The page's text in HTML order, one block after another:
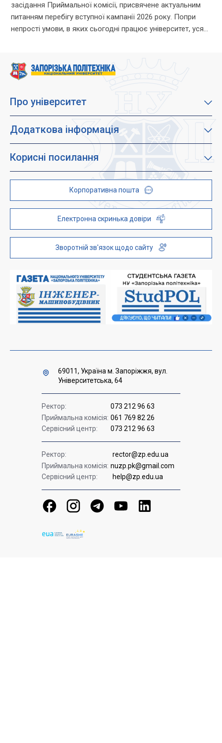
засідання Приймальної комісії, присвячене актуальним
питанням перебігу вступної кампанії 2026 року. Попри
непрості умови, в яких сьогодні працює університет, уся
Про університет
Місія, візія та цінності
Факультети
Студентам
Додаткова інформація
Дистанційне навчання
Дитячо-юнацький науковий університет (ДЮНУ)
Відокремлені структурні підрозділи
Наукова бібліотека
Телефонний довідник
Інституційний репозиторій
Корисні посилання
Стипендії і гранти
ZP - QR code
Молодіжний хаб «FREETIME»
Платні послуги
Накази та розпорядження для оприлюднення
Міністерство освіти і науки України
Урядова "гаряча лінія" 1545
Корпоративна пошта
Електронна скринька довіри
Зворотній зв'язок щодо сайту
69011, Україна м. Запоріжжя, вул.
Університетська, 64
Ректор:
073 212 96 63
Приймальна комісія: 061 769 82 26
Сервісний центр:
073 212 96 63
Ректор:
rector@zp.edu.ua
Приймальна комісія: nuzp.pk@gmail.com
Сервісний центр:
help@zp.edu.ua